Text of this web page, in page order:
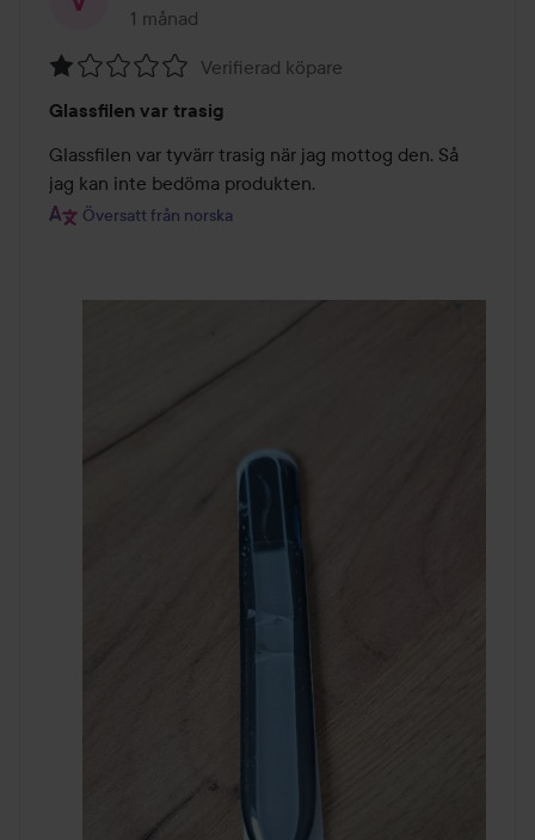
1 månad
Inlägget skapades 1 månad
1
av
5
Verifierad köpare
Glassfilen var trasig
Glassfilen var tyvärr trasig när jag mottog den. Så
jag kan inte bedöma produkten.
Översatt från norska